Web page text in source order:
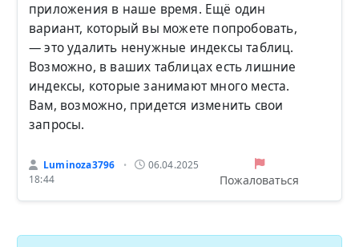
приложения в наше время. Ещё один
вариант, который вы можете попробовать,
— это удалить ненужные индексы таблиц.
Возможно, в ваших таблицах есть лишние
индексы, которые занимают много места.
Вам, возможно, придется изменить свои
запросы.
Luminoza3796 •
06.04.2025
18:44
Пожаловаться